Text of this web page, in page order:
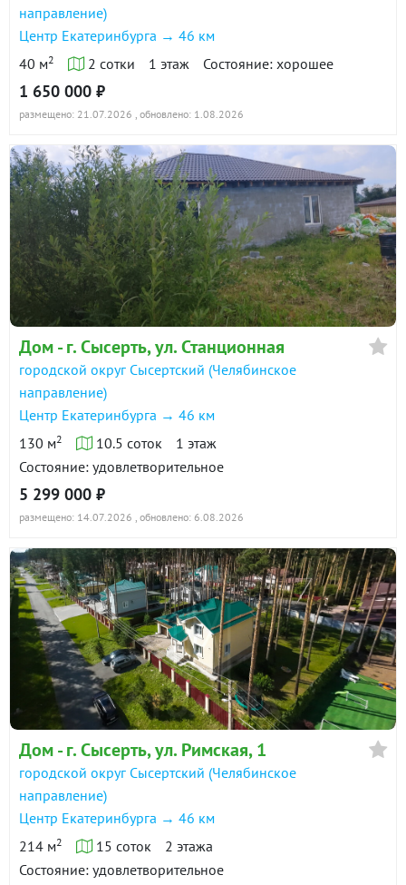
направление)
Центр Екатеринбурга → 46 км
40 м2 2 сотки 1 этаж Состояние: хорошее
1 650 000 ₽
размещено: 21.07.2026 , обновлено: 1.08.2026
Дом - г. Сысерть, ул. Станционная
городской округ Сысертский (Челябинское
направление)
Центр Екатеринбурга → 46 км
130 м2 10.5 соток
1 этаж
Состояние: удовлетворительное
5 299 000 ₽
размещено: 14.07.2026 , обновлено: 6.08.2026
Дом - г. Сысерть, ул. Римская, 1
городской округ Сысертский (Челябинское
направление)
Центр Екатеринбурга → 46 км
214 м2 15 соток
2 этажа
Состояние: удовлетворительное